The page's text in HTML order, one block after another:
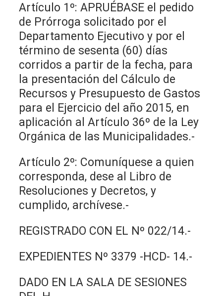
Artículo 1º: APRUÉBASE el pedido
de Prórroga solicitado por el
Departamento Ejecutivo y por el
término de sesenta (60) días
corridos a partir de la fecha, para
la presentación del Cálculo de
Recursos y Presupuesto de Gastos
para el Ejercicio del año 2015, en
aplicación al Artículo 36º de la Ley
Orgánica de las Municipalidades.-
Artículo 2º: Comuníquese a quien
corresponda, dese al Libro de
Resoluciones y Decretos, y
cumplido, archívese.-
REGISTRADO CON EL Nº 022/14.-
EXPEDIENTES Nº 3379 -HCD- 14.-
DADO EN LA SALA DE SESIONES